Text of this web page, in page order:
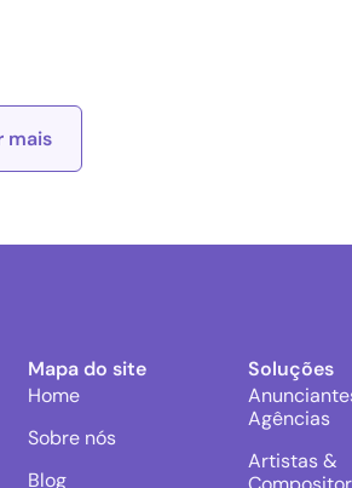
mais
Mapa do site
Home
Sobre nós
Blog
Soluções
Agências
Artistas &